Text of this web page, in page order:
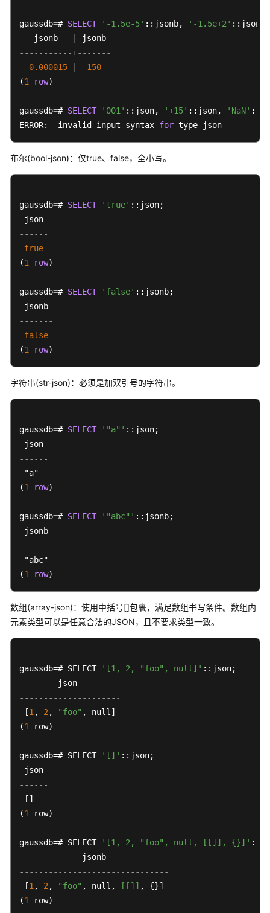
南
中
式
8.x）
库
概
据
据
库
使
用
开
设
建
应
程
发
教
程
SQL
考
键
gaussdb=# SELECT '-1.5e-5' ::jsonb, '-1.5e+2' ::jsonb;
   jsonb
-----------+-------
-0.000015
-150
(1 row)
gaussdb=# SELECT '001' ::json, '+15' ::json, 'NaN'
ERROR:  invalid input syntax for type json
布尔(bool-json)：仅true、false，全小写。
gaussdb=# SELECT 'true' ::json;
------
true
(1 row)
gaussdb=# SELECT 'false' ::jsonb;
-------
false
(1 row)
字符串(str-json)：必须是加双引号的字符串。
gaussdb=# SELECT '"a"' ::json;
------
"a"
(1 row)
gaussdb=# SELECT '"abc"' ::jsonb;
-------
"abc"
(1 row)
数组(array-json)：使用中括号[]包裹，满足数组书写条件。数组内
元素类型可以是任意合法的JSON，且不要求类型一致。
gaussdb=# SELECT '[1, 2, "foo", null]' ::json;
---------------------
[1 , 2 , "foo" , null]
(1 row)
gaussdb=# SELECT '[]' ::json;
------
[]
(1 row)
gaussdb=# SELECT '[1, 2, "foo", null, [[]], {}]'
-------------------------------
[1 , 2 , "foo" , null, [[]] , {}]
(1 row)